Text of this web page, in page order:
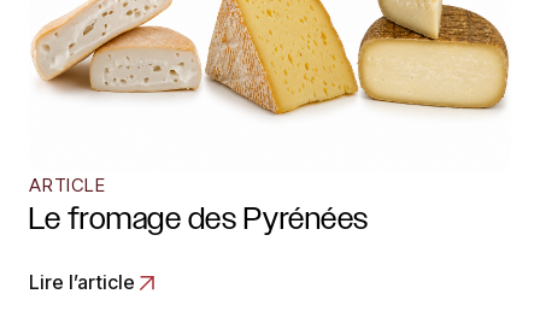
ARTICLE
Le fromage des Pyrénées
Lire l’article